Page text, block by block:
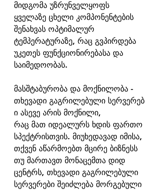
მიდგომა უზრუნველყოფს
ყველაზე ცხელი კომპონენტების
შენახვას ოპტიმალურ
ტემპერატურაზე, რაც გვპირდება
უკეთეს ფუნქციონირებასა და
საიმედოობას.
მასშტაბურობა და მოქნილობა -
თხევადი გაგრილებული სერვერებ
ი ასევე არის მოქნილი,
რაც მათ იდეალურს ხდის ფართო
სპექტრისთვის. მიუხედავად იმისა,
თქვენ აწარმოებთ მცირე ბიზნესს
თუ მართავთ მონაცემთა დიდ
ცენტრს, თხევადი გაგრილებული
სერვერები შეიძლება მორგებული